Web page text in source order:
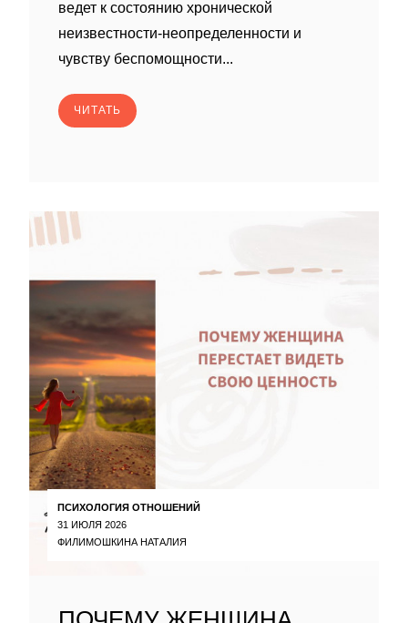
ведет к состоянию хронической
неизвестности-неопределенности и
чувству беспомощности...
ЧИТАТЬ
ПСИХОЛОГИЯ ОТНОШЕНИЙ
31 ИЮЛЯ 2026
ФИЛИМОШКИНА НАТАЛИЯ